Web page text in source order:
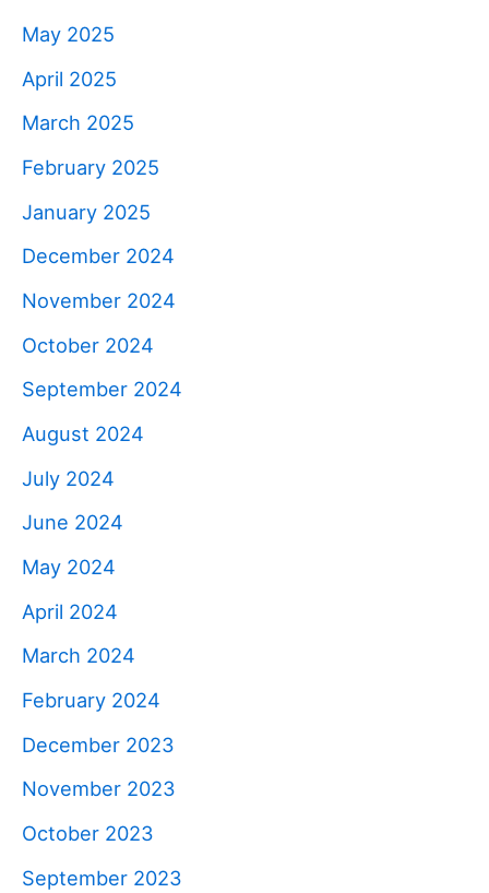
May 2025
April 2025
March 2025
February 2025
January 2025
December 2024
November 2024
October 2024
September 2024
August 2024
July 2024
June 2024
May 2024
April 2024
March 2024
February 2024
December 2023
November 2023
October 2023
September 2023